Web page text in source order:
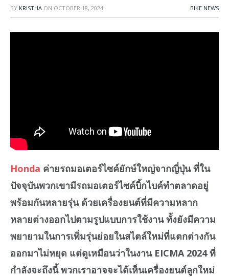
BY KRISTHA ON OCTOBER 18, 2024 BIKE NEWS
Honda ค่ายรถมอเตอร์ไซค์ยักษ์ใหญ่จากญี่ปุ่น ที่ใน
ปัจจุบันพวกเขามีรถมอเตอร์ไซค์บิ้กไบค์ทำตลาดอยู่
พร้อมกันหลายรุ่น ด้วยเครื่องยนต์ที่มีความหลาก
หลายต่างออกไปตามรูปแบบการใช้งาน ทั้งยังมีความ
พยายามในการเพิ่มรุ่นย่อยในสไตล์ใหม่ที่แตกต่างกัน
ออกมาไม่หยุด แต่ดูเหมือนว่าในงาน EICMA 2024 ที่
กำลังจะถึงนี้ พวกเราอาจจะได้เห็นเครื่องยนต์ลูกใหม่